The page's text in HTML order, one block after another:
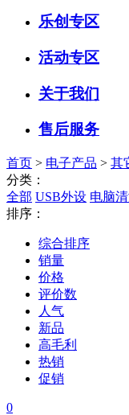
乐创专区
活动专区
关于我们
售后服务
首页 > 电子产品 > 其
分类：
全部 USB外设 电脑
排序：
综合排序
销量
价格
评价数
人气
新品
高毛利
热销
促销
0